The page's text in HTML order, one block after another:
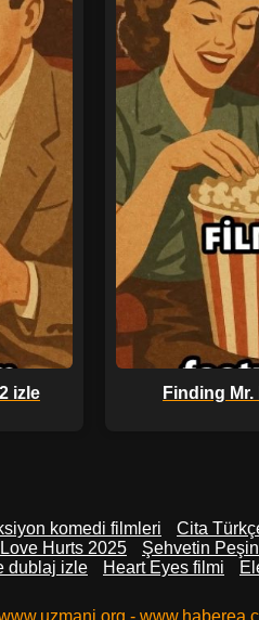
izle Finding
komedi filmleri Cita
Love Hurts 2025 Şehvetin
dublaj izle
Heart Eyes filmi
-